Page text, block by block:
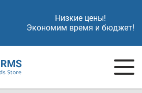
Низкие цены!
Экономим время и бюджет!